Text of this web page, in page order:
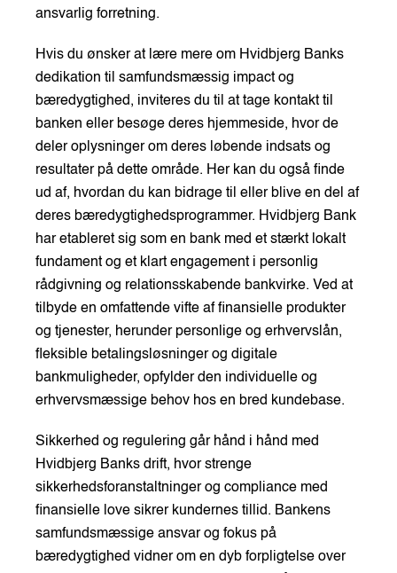
ansvarlig forretning.
Hvis du ønsker at lære mere om Hvidbjerg Banks
dedikation til samfundsmæssig impact og
bæredygtighed, inviteres du til at tage kontakt til
banken eller besøge deres hjemmeside, hvor de
deler oplysninger om deres løbende indsats og
resultater på dette område. Her kan du også finde
ud af, hvordan du kan bidrage til eller blive en del af
deres bæredygtighedsprogrammer. Hvidbjerg Bank
har etableret sig som en bank med et stærkt lokalt
fundament og et klart engagement i personlig
rådgivning og relationsskabende bankvirke. Ved at
tilbyde en omfattende vifte af finansielle produkter
og tjenester, herunder personlige og erhvervslån,
fleksible betalingsløsninger og digitale
bankmuligheder, opfylder den individuelle og
erhvervsmæssige behov hos en bred kundebase.
Sikkerhed og regulering går hånd i hånd med
Hvidbjerg Banks drift, hvor strenge
sikkerhedsforanstaltninger og compliance med
finansielle love sikrer kundernes tillid. Bankens
samfundsmæssige ansvar og fokus på
bæredygtighed vidner om en dyb forpligtelse over